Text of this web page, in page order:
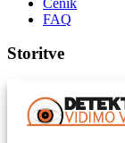
FAQ
Storitve
Bolniška
Potni stroški